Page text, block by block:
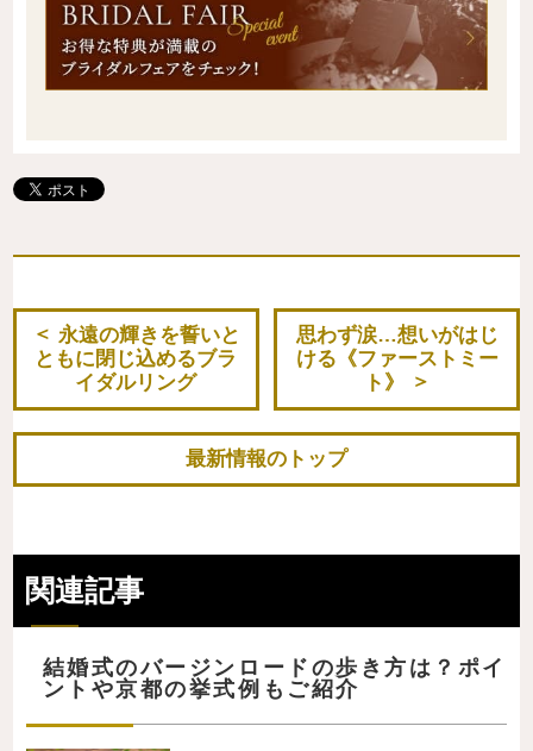
永遠の輝きを誓いと
ともに閉じ込めるブラ
イダルリング
最新情報のトップ
思わず涙…想いがはじ
ける《ファーストミー
ト》
関連記事
結婚式のバージンロードの歩き方は？ポイ
ントや京都の挙式例もご紹介